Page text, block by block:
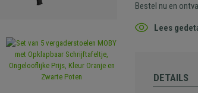
Bestel nu en
Lees
DETAILS